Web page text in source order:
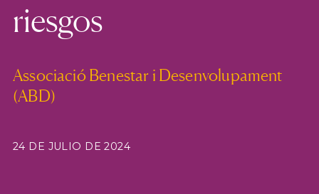
riesgos
Associació Benestar i Desenvolupament
(ABD)
24 DE JULIO DE 2024